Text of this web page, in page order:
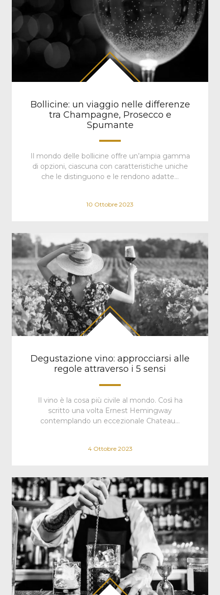
Bollicine: un viaggio nelle differenze
tra Champagne, Prosecco e
Spumante
Il mondo delle bollicine offre un’ampia gamma
di opzioni, ciascuna con caratteristiche uniche
che le distinguono e le rendono adatte…
10 Ottobre 2023
Degustazione vino: approcciarsi alle
regole attraverso i 5 sensi
Il vino è la cosa più civile al mondo. Così ha
scritto una volta Ernest Hemingway
contemplando un eccezionale Chateau…
4 Ottobre 2023